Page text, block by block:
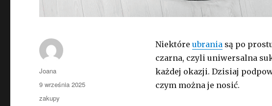
Niektóre ubraniasą po
czarna, czyli uniwersalna
każdej okazji. Dzisiaj
czym można je nosić.
Autor
Joana
Opublikowano
9 września 2025
Kategorie
zakupy